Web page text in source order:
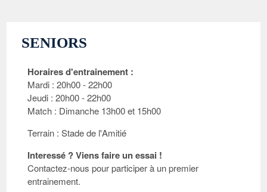
SENIORS
Horaires d'entrainement :
Mardi : 20h00 - 22h00
Jeudi : 20h00 - 22h00
Match : Dimanche 13h00 et 15h00
Terrain : Stade de l'Amitié
Interessé ? Viens faire un essai !
Contactez-nous pour participer à un premier
entrainement.